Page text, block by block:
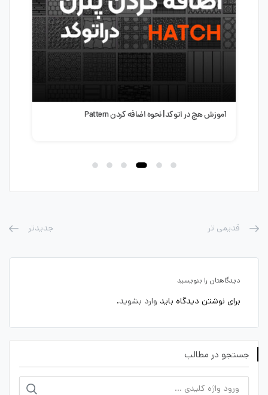
آموزش هچ در اتوکد| نحوه اضافه کردن Pattern
قدیمی تر جدیدتر
دیدگاهتان را بنویسید
برای نوشتن دیدگاه باید وارد بشوید.
جستجو در مطالب